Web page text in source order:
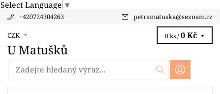
Select Language ▼
+420724304263 petramatuska@seznam.cz
CZK
U Matušků
0 ks / 0 Kč